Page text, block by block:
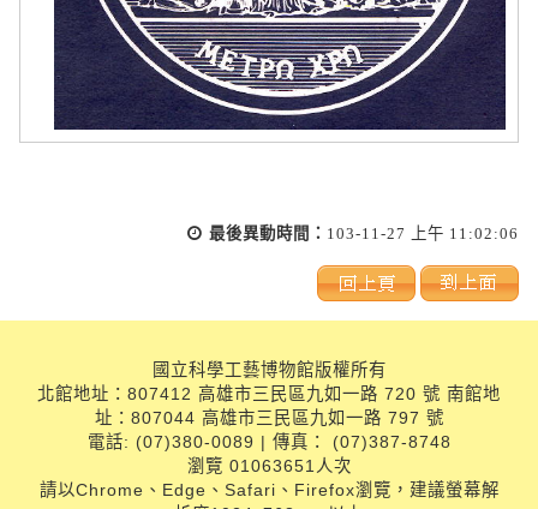
最後異動時間： 103-11-27 上午 11:02:06
國立科學工藝博物館版權所有
北館地址：807412 高雄市三民區九如一路 720 號 南館地
址：807044 高雄市三民區九如一路 797 號
電話: (07)380-0089 | 傳真： (07)387-8748
瀏覽 01063651人次
請以Chrome、Edge、Safari、Firefox瀏覽，建議螢幕解